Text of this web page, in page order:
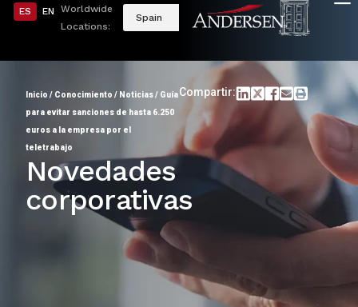
ES EN
Worldwide
Locations:
Spain
Inicio / Conocimiento / Noticias/ Guía
para evitar sanciones de hasta 6.250
euros a la empresa por el
teletrabajo
Compartir:
Novedades
corporativas